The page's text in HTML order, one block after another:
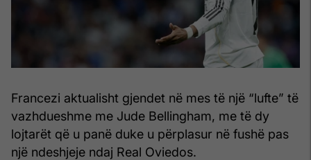
Francezi aktualisht gjendet në mes të një “lufte” të
vazhdueshme me Jude Bellingham, me të dy
lojtarët që u panë duke u përplasur në fushë pas
një ndeshjeje ndaj Real Oviedos.